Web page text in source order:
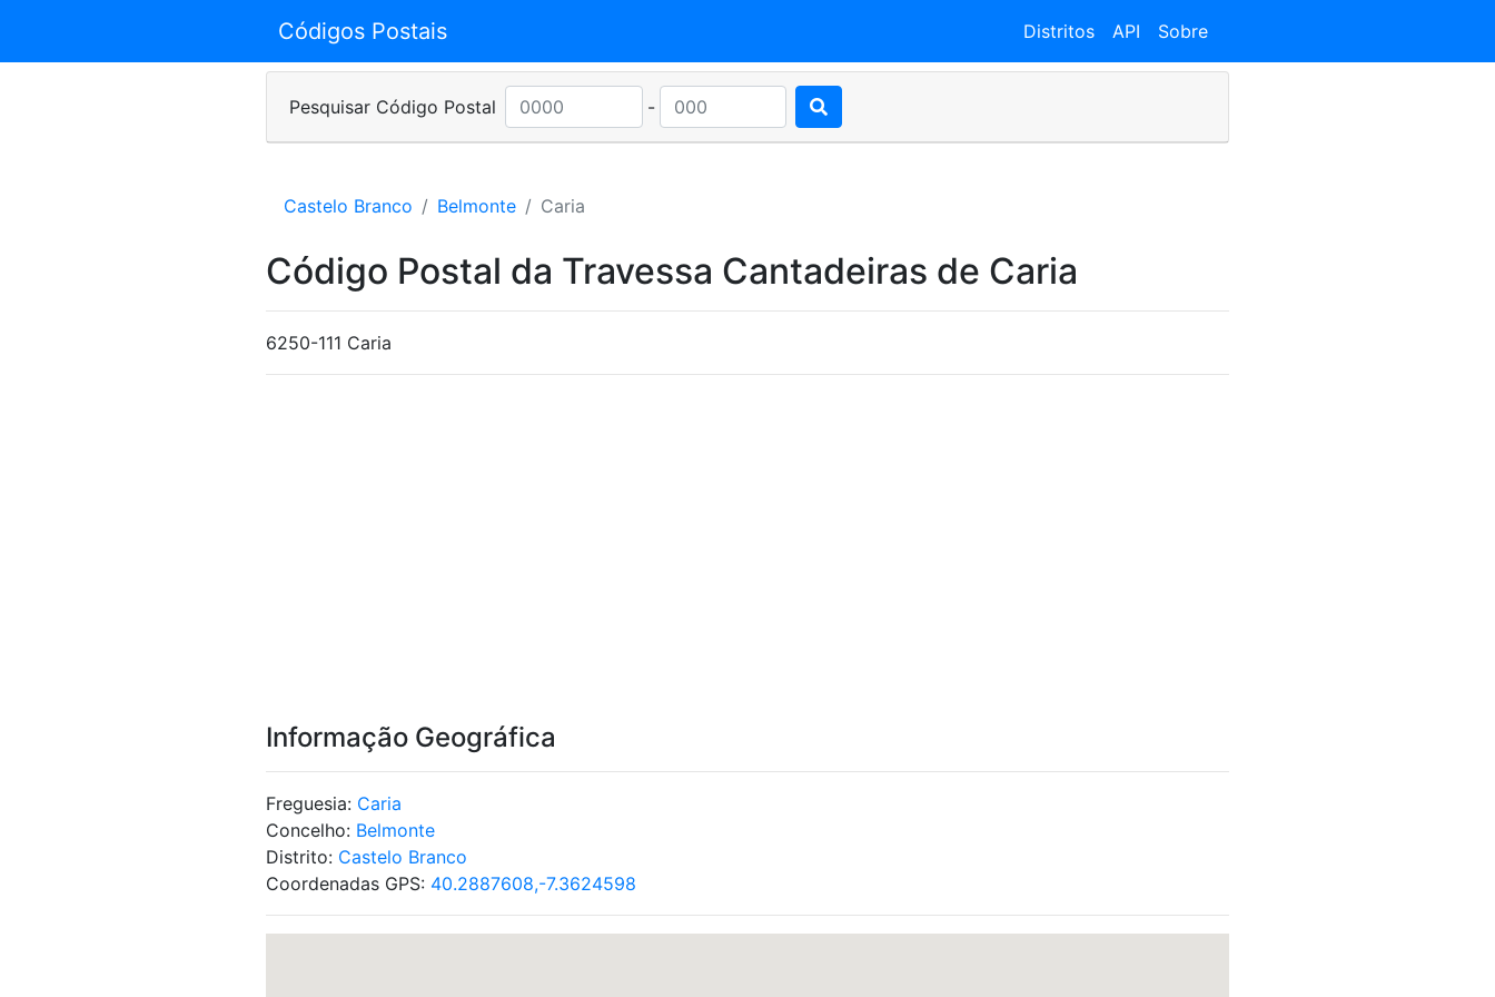
Códigos Postais Distritos API Sobre
Pesquisar Código Postal -
Castelo Branco Belmonte Caria
Código Postal da Travessa Cantadeiras de Caria
6250-111 Caria
Informação Geográfica
Freguesia: Caria
Concelho: Belmonte
Distrito: Castelo Branco
Coordenadas GPS: 40.2887608,-7.3624598